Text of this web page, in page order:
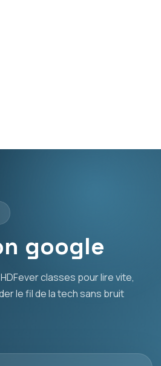
google
classes pour lire vite,
le fil de la tech sans bruit